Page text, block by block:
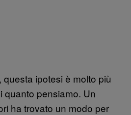
ipotesi è molto più
quanto pensiamo. Un
ha trovato un modo per